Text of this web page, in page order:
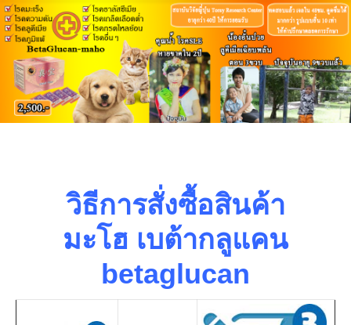
วิธีการสั่งซื้อสินค้า
มะโฮ เบต้ากลูแคน
betaglucan